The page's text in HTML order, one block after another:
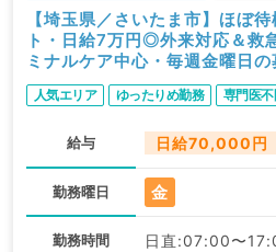
【埼玉県／さいたま市】ほぼ
ト・日給7万円◎外来対応＆救
ミナルケア中心・毎週金曜日の
人気エリア ゆったりめ勤務 専門医不
給与 日給70,000円
勤務曜日 金
勤務時間 日直:07:00〜